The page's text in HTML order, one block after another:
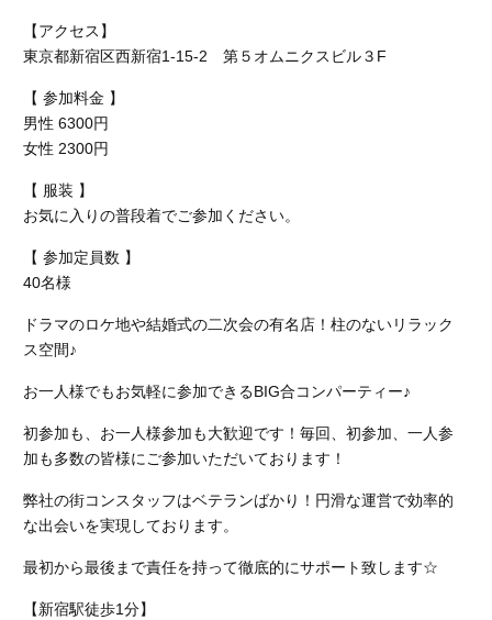
【アクセス】
東京都新宿区西新宿1-15-2 第５オムニクスビル３F
【 参加料金 】
男性 6300円
女性 2300円
【 服装 】
お気に入りの普段着でご参加ください。
【 参加定員数 】
40名様
ドラマのロケ地や結婚式の二次会の有名店！柱のないリラック
ス空間♪
お一人様でもお気軽に参加できるBIG合コンパーティー♪
初参加も、お一人様参加も大歓迎です！毎回、初参加、一人参
加も多数の皆様にご参加いただいております！
弊社の街コンスタッフはベテランばかり！円滑な運営で効率的
な出会いを実現しております。
最初から最後まで責任を持って徹底的にサポート致します☆
【新宿駅徒歩1分】